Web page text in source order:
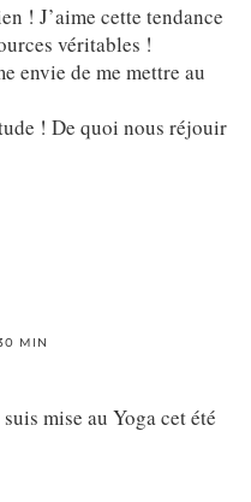
! J’aime cette tendance
véritables !
envie de me mettre au
! De quoi nous réjouir
MIN
mise au Yoga cet été